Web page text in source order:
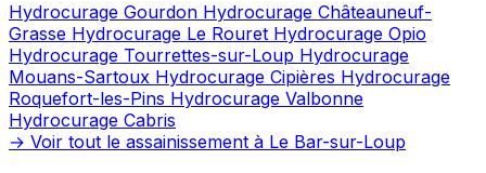
Hydrocurage Gourdon Hydrocurage Châteauneuf-
Grasse Hydrocurage Le Rouret Hydrocurage Opio
Hydrocurage Tourrettes-sur-Loup Hydrocurage
Mouans-Sartoux Hydrocurage Cipières Hydrocurage
Roquefort-les-Pins Hydrocurage Valbonne
Hydrocurage Cabris
→ Voir tout le assainissement à Le Bar-sur-Loup